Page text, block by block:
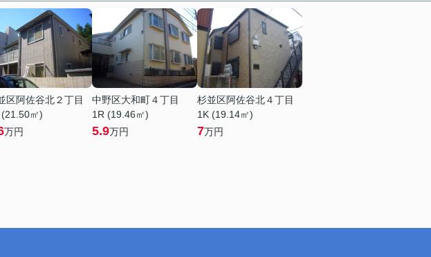
区阿佐谷北２丁目
(21.50㎡)
万円
中野区大和町４丁目
1R (19.46㎡)
5.9万円
杉並区阿佐谷北４丁目
1K (19.14㎡)
7万円